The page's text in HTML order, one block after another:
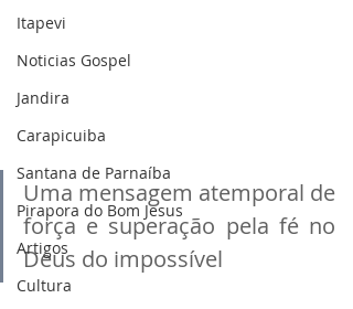
Itapevi
Noticias Gospel
Jandira
Carapicuiba
Santana de Parnaíba
Pirapora do Bom Jesus
Artigos
Cultura
Uma mensagem atemporal de
força e superação pela fé no
Deus do impossível